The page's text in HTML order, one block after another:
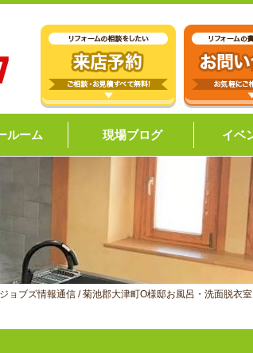
ルーム 現場ブログ イベ
ジョブズ情報通信 /菊池郡大津町O様邸お風呂・洗面脱衣